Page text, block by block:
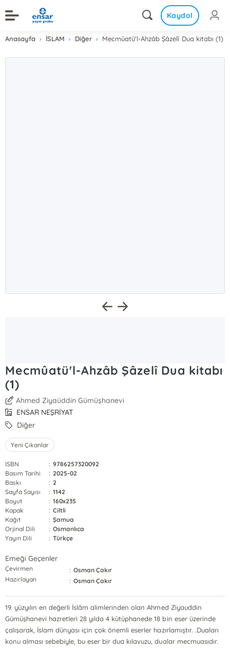
Kaydol
Anasayfa İSLAM Diğer Mecmûatü'l-Ahzâb Şâzelî Dua kitabı (1)
Mecmûatü'l-Ahzâb Şâzelî Dua kitabı
(1)
Ahmed Ziyaüddin Gümüşhanevi
ENSAR NEŞRİYAT
Diğer
Yeni Çıkanlar
ISBN : 9786257320092
Basım Tarihi
: 2025-02
Baskı
: 2
Sayfa Sayısı
: 1142
Boyut
: 160x235
Kapak
: Ciltli
Kağıt
: Şamua
Orjinal Dili
: Osmanlıca
Yayın Dili
: Türkçe
Emeği Geçenler
Çevirmen : Osman Çakır
Hazırlayan
: Osman Çakır
19. yüzyılın en değerli İslâm alimlerinden olan Ahmed Ziyauddin
Gümüşhanevi hazretleri 28 yılda 4 kütüphanede 18 bin eser üzerinde
çalışarak, İslam dünyası için çok önemli eserler hazırlamıştır. .Duaları
konu alması sebebiyle, bu eser bir dua kılavuzu, dualar mecmuasıdır.